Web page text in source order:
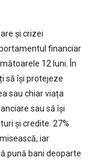
și crizei
financiar
12 luni. În
să își protejeze
sau chiar viața
sau să își
și credite. 27%
iar
pună bani deoparte